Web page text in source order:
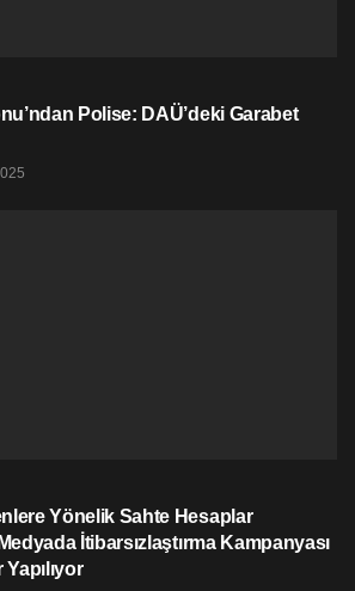
Polise: DAÜ’deki Garabet
Yönelik Sahte Hesaplar
İtibarsızlaştırma Kampanyası